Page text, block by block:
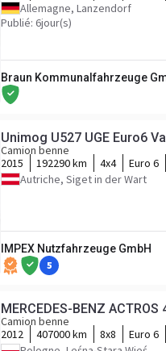
Allemagne, Lanzendorf
Publié: 6jour(s)
Braun Kommunalfahrzeuge
Unimog U527 UGE Euro6
Camion benne
2015
192290 km 4x4 Euro 6
Autriche, Siget in der Wart
IMPEX Nutzfahrzeuge GmbH
5
MERCEDES-BENZ
Camion benne
2012
407000 km 8x8 Euro 6